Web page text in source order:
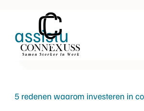
assistu
5 redenen waarom investeren in